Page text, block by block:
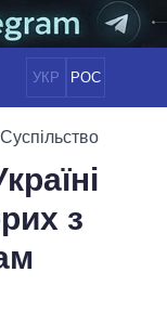
УКР РОС
Суспільство
з